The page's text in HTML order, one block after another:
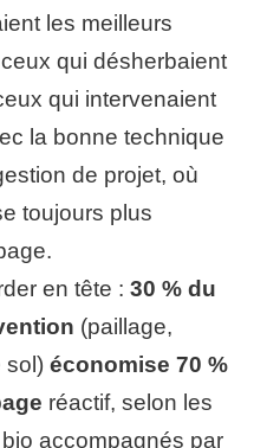
les meilleurs
qui désherbaient
qui intervenaient
la bonne technique
de projet, où
toujours plus
en tête : 30 % du
(paillage,
sol) économise 70 %
réactif, selon les
accompagnés par